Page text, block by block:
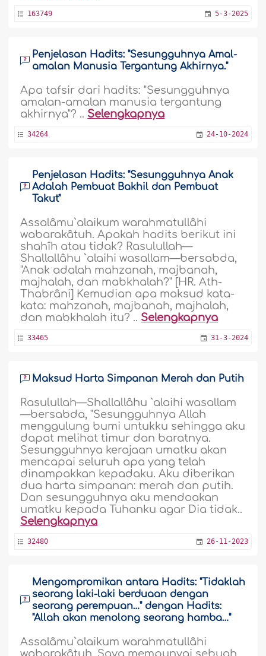
163749 5-3-2025
Penjelasan Hadits: "Sesungguhnya Amal-
amalan Manusia Tergantung Akhirnya."
Apa tafsir dari hadits: "Sesungguhnya
amalan-amalan manusia tergantung
akhirnya"? .. Selengkapnya
34264 24-10-2024
Penjelasan Hadits: "Sesungguhnya Anak
Adalah Pembuat Bakhil dan Pembuat
Takut"
Assalâmu`alaikum warahmatullâhi
wabarakâtuh. Apakah hadits berikut ini
shahîh atau tidak? Rasulullah—
Shallallâhu `alaihi wasallam—bersabda,
"Anak adalah mahzanah, majbanah,
majhalah, dan mabkhalah?" [HR. Ath-
Thabrâni] Kemudian apa maksud kata-
kata: mahzanah, majbanah, majhalah,
dan mabkhalah itu? .. Selengkapnya
33465 31-3-2024
Maksud Harta Simpanan Merah dan Putih
Rasulullah—Shallallâhu `alaihi wasallam
—bersabda, "Sesungguhnya Allah
menggulung bumi untukku sehingga aku
dapat melihat timur dan baratnya.
Sesungguhnya kerajaan umatku akan
mencapai seluruh apa yang telah
dinampakkan kepadaku. Aku diberikan
dua harta simpanan: merah dan putih.
Dan sesungguhnya aku mendoakan
umatku kepada Tuhanku agar Dia tidak..
Selengkapnya
32480 26-11-2023
Mengompromikan antara Hadits: "Tidaklah
seorang laki-laki berduaan dengan
seorang perempuan…" dengan Hadits:
"Allah akan menolong seorang hamba…"
Assalâmu`alaikum warahmatullâhi
wabarakâtuh. Saya mempunyai sebuah